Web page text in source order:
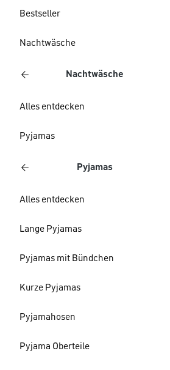
Bestseller
Nachtwäsche
Nachtwäsche
Alles entdecken
Pyjamas
Pyjamas
Alles entdecken
Lange Pyjamas
Pyjamas mit Bündchen
Kurze Pyjamas
Pyjamahosen
Pyjama Oberteile